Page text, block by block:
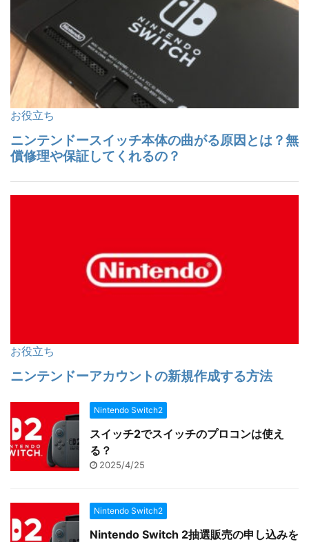
Nintendo Switch2
スイッチ2でスイッチのプロコンは使え
る？
2025/4/25
Nintendo Switch2
Nintendo Switch 2抽選販売の申し込みを